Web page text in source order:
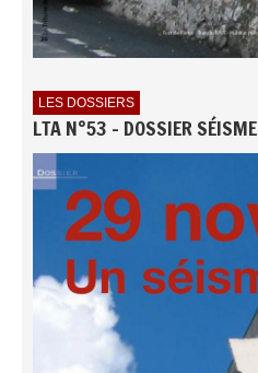
LES DOSSIERS
LTA N°53 - DOSSIER SÉISME